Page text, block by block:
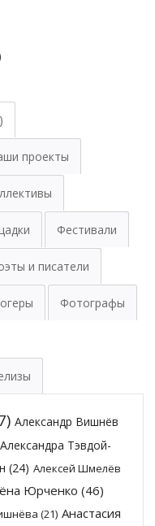
проекты
Фестивали
и писатели
Фотографы
Александр Вишнёв
Александра Тэвдой-
(24) Алексей Шмелёв
Юрченко (46)
(21) Анастасия